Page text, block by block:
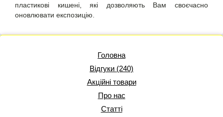
пластикові кишені, які дозволяють Вам своєчасно
оновлювати експозицію.
Головна
Відгуки (240)
Акційні товари
Про нас
Статті